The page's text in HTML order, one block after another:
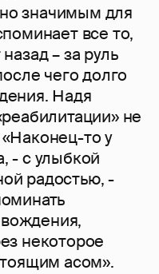
значимым для
все то,
– за руль
чего долго
Надя
не
то у
- с улыбкой
радостью, -
некоторое
асом».